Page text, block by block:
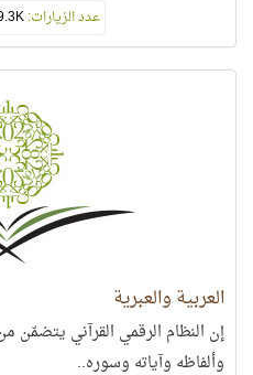
عدد الزيارات:39.3K
العربية والعبرية
إن النظام الرقمي القرآني يتضمّن
وألفاظه وآياته وسوره..